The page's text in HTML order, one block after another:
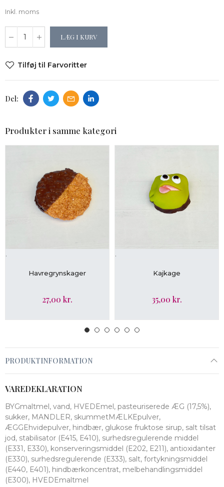
Inkl. moms
LÆG I KURV
Tilføj til Farvoritter
Produkter i samme kategori
LÆG I KURV
.
Havregrynskager
27,00 kr.
LÆG I KURV
.
Kajkage
35,00 kr.
PRODUKTINFORMATION
VAREDEKLARATION
BYGmaltmel, vand, HVEDEmel, pasteuriserede ÆG (17,5%),
sukker, MANDLER, skummetMÆLKEpulver,
ÆGGEhvidepulver, hindbær, glukose fruktose sirup, salt tilsat
jod, stabilisator (E415, E410), surhedsregulerende middel
(E331, E330), konserveringsmiddel (E202, E211), antioxidanter
(E330), surhedsregulerende (E333), salt, fortykningsmiddel
(E440, E401), hindbærkoncentrat, melbehandlingsmiddel
(E300), HVEDEmaltmel